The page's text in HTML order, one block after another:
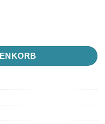
Aufnähen Menge